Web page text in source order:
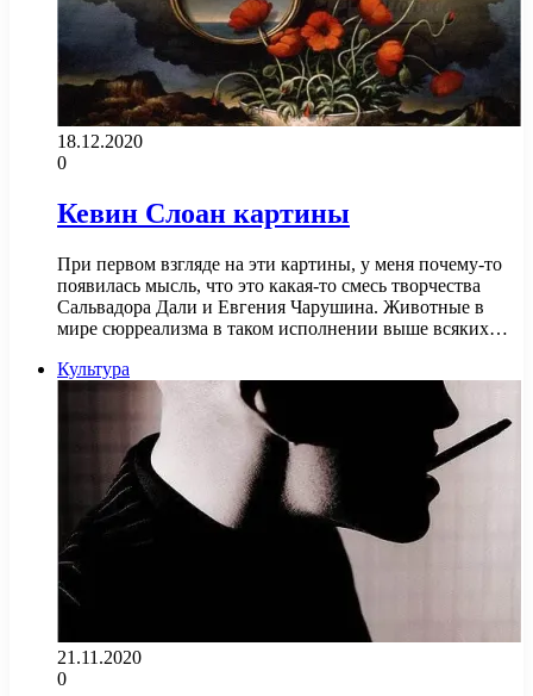
18.12.2020
0
Кевин Слоан картины
При первом взгляде на эти картины, у меня почему-то
появилась мысль, что это какая-то смесь творчества
Сальвадора Дали и Евгения Чарушина. Животные в
мире сюрреализма в таком исполнении выше всяких…
Культура
21.11.2020
0